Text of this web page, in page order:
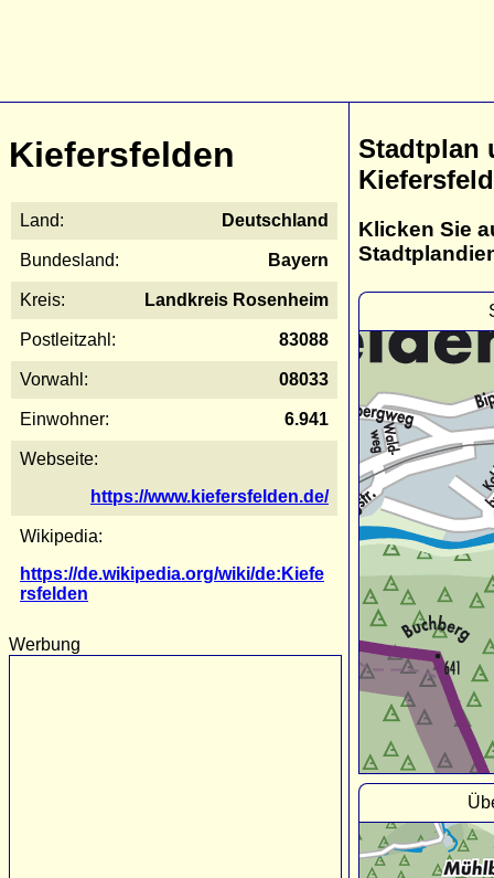
Kiefersfelden
Land: Deutschland
Bundesland: Bayern
Kreis: Landkreis Rosenheim
Postleitzahl: 83088
Vorwahl: 08033
Einwohner: 6.941
Webseite:
https://www.kiefersfelden.de/
Wikipedia:
https://de.wikipedia.org/wiki/de:Kiefe
rsfelden
Werbung
Stadtplan
Klicken Sie